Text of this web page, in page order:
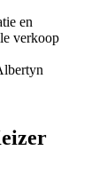
en
verkoop